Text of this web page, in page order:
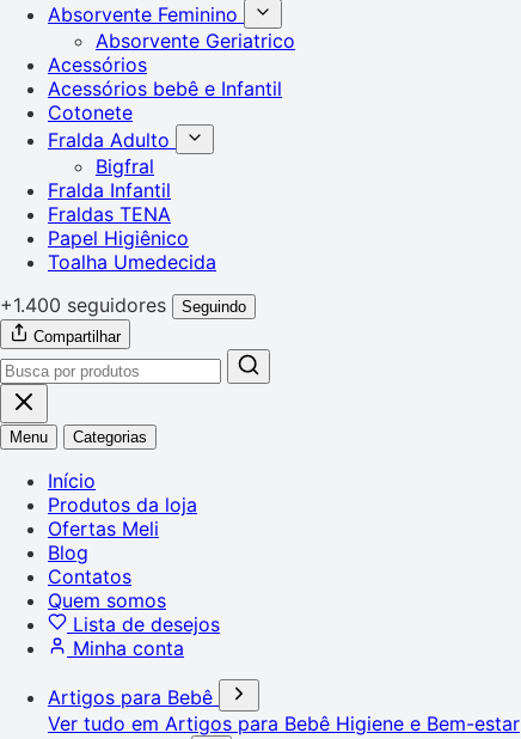
Absorvente Feminino
Absorvente Geriatrico
Acessórios
Acessórios bebê e Infantil
Cotonete
Fralda Adulto
Bigfral
Fralda Infantil
Fraldas TENA
Papel Higiênico
Toalha Umedecida
+1.400 seguidores
Seguindo
Compartilhar
Menu Categorias
Início
Produtos da loja
Ofertas Meli
Blog
Contatos
Quem somos
Lista de desejos
Minha conta
Artigos para Bebê
Ver tudo em Artigos para Bebê Higiene e Bem-estar